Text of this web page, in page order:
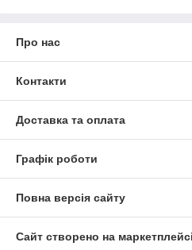
Про нас
Контакти
Доставка та оплата
Графік роботи
Повна версія сайту
Сайт створено на маркетплейсі